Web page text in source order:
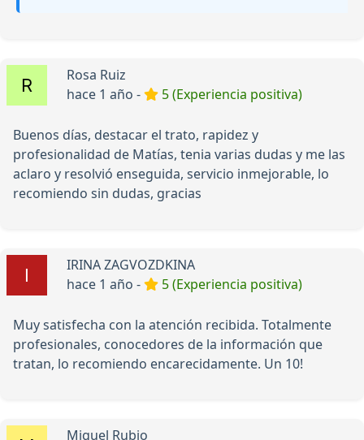
Rosa Ruiz
hace 1 año -
5 (Experiencia positiva)
Buenos días, destacar el trato, rapidez y
profesionalidad de Matías, tenia varias dudas y me las
aclaro y resolvió enseguida, servicio inmejorable, lo
recomiendo sin dudas, gracias
IRINA ZAGVOZDKINA
hace 1 año -
5 (Experiencia positiva)
Muy satisfecha con la atención recibida. Totalmente
profesionales, conocedores de la información que
tratan, lo recomiendo encarecidamente. Un 10!
Miguel Rubio